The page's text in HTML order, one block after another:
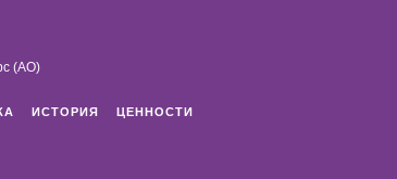
(АО)
ИСТОРИЯ ЦЕННОСТИ